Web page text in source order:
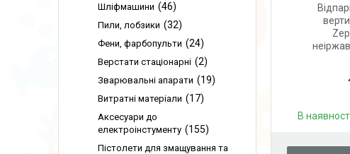
В
Шліфмашини 46
Пили, лобзики 32
Фени, фарбопульти 24
Верстати стаціонарні 2
Зварювальні апарати 19
Витратні матеріали 17
Аксесуари до
електроінстументу
155
Пістолети для змащування та